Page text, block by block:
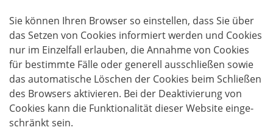
Sie kön­nen Ihren Brow­ser so ein­stel­len, dass Sie über
das Set­zen von Coo­kies infor­miert wer­den und Coo­kies
nur im Ein­zel­fall erlau­ben, die Annah­me von Coo­kies
für bestimm­te Fäl­le oder gene­rell aus­schlie­ßen sowie
das auto­ma­ti­sche Löschen der Coo­kies beim Schlie­ßen
des Brow­sers akti­vie­ren. Bei der Deak­ti­vie­rung von
Coo­kies kann die Funk­tio­na­li­tät die­ser Web­site ein­ge­
schränkt sein.